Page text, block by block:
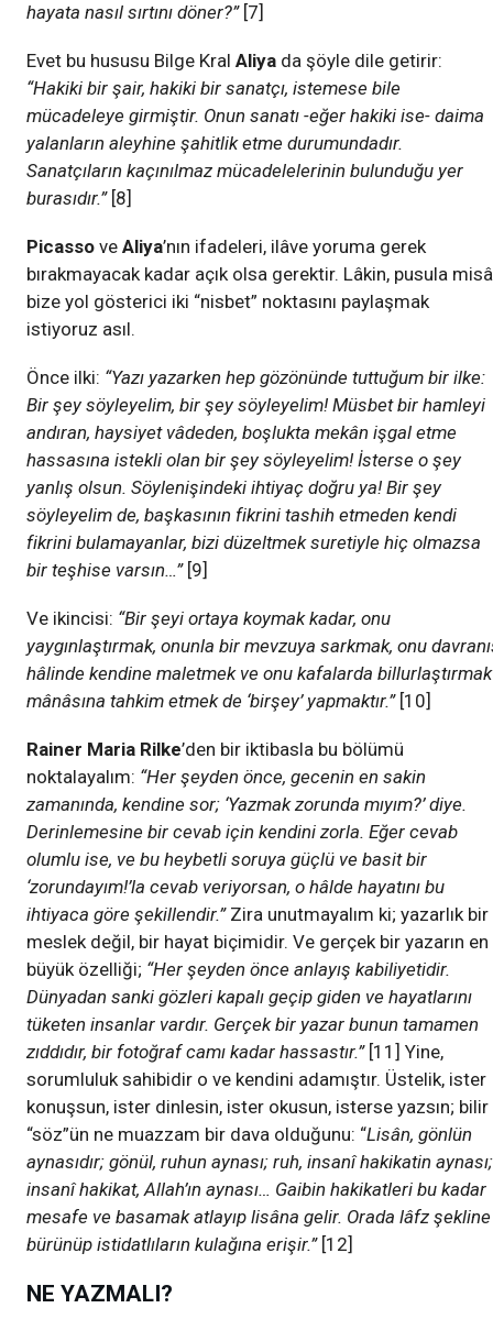
hayata nasıl sırtını döner?” [7]
Evet bu hususu Bilge Kral Aliya da şöyle dile getirir:
“Hakiki bir şair, hakiki bir sanatçı, istemese bile
mücadeleye girmiştir. Onun sanatı -eğer hakiki ise- daima
yalanların aleyhine şahitlik etme durumundadır.
Sanatçıların kaçınılmaz mücadelelerinin bulunduğu yer
burasıdır.” [8]
Picasso ve Aliya’nın ifadeleri, ilâve yoruma gerek
bırakmayacak kadar açık olsa gerektir. Lâkin, pusula
bize yol gösterici iki “nisbet” noktasını paylaşmak
istiyoruz asıl.
Önce ilki: “Yazı yazarken hep gözönünde tuttuğum bir ilke:
Bir şey söyleyelim, bir şey söyleyelim! Müsbet bir hamleyi
andıran, haysiyet vâdeden, boşlukta mekân işgal etme
hassasına istekli olan bir şey söyleyelim! İsterse o şey
yanlış olsun. Söylenişindeki ihtiyaç doğru ya! Bir şey
söyleyelim de, başkasının fikrini tashih etmeden kendi
fikrini bulamayanlar, bizi düzeltmek suretiyle hiç olmazsa
bir teşhise varsın…”[9]
Ve ikincisi: “Bir şeyi ortaya koymak kadar, onu
yaygınlaştırmak, onunla bir mevzuya sarkmak, onu
hâlinde kendine maletmek ve onu kafalarda billurlaştırmak
mânâsına tahkim etmek de ‘birşey’ yapmaktır.”[10]
Rainer Maria Rilke’den bir iktibasla bu bölümü
noktalayalım: “Her şeyden önce, gecenin en sakin
zamanında, kendine sor; ‘Yazmak zorunda mıyım?’ diye.
Derinlemesine bir cevab için kendini zorla. Eğer cevab
olumlu ise, ve bu heybetli soruya güçlü ve basit bir
‘zorundayım!’la cevab veriyorsan, o hâlde hayatını bu
ihtiyaca göre şekillendir.”Zira unutmayalım ki; yazarlık bir
meslek değil, bir hayat biçimidir. Ve gerçek bir yazarın en
büyük özelliği; “Her şeyden önce anlayış kabiliyetidir.
Dünyadan sanki gözleri kapalı geçip giden ve hayatlarını
tüketen insanlar vardır. Gerçek bir yazar bunun tamamen
zıddıdır, bir fotoğraf camı kadar hassastır.” [11] Yine,
sorumluluk sahibidir o ve kendini adamıştır. Üstelik, ister
konuşsun, ister dinlesin, ister okusun, isterse yazsın; bilir
“söz”ün ne muazzam bir dava olduğunu: “Lisân, gönlün
aynasıdır; gönül, ruhun aynası; ruh, insanî hakikatin aynası;
insanî hakikat, Allah’ın aynası… Gaibin hakikatleri bu kadar
mesafe ve basamak atlayıp lisâna gelir. Orada lâfz şekline
bürünüp istidatlıların kulağına erişir.”[12]
NE YAZMALI?